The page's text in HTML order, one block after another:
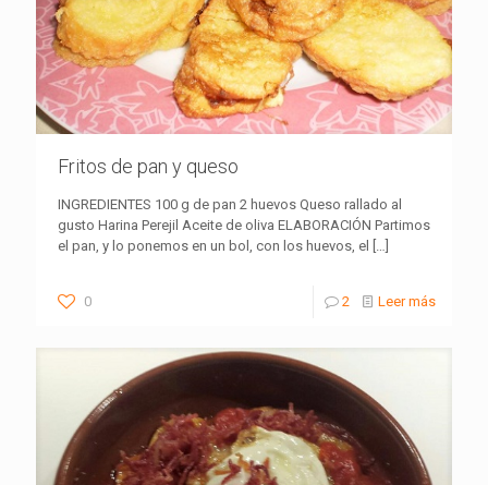
Fritos de pan y queso
INGREDIENTES 100 g de pan 2 huevos Queso rallado al
gusto Harina Perejil Aceite de oliva ELABORACIÓN Partimos
el pan, y lo ponemos en un bol, con los huevos, el […]
0 2 Leer más